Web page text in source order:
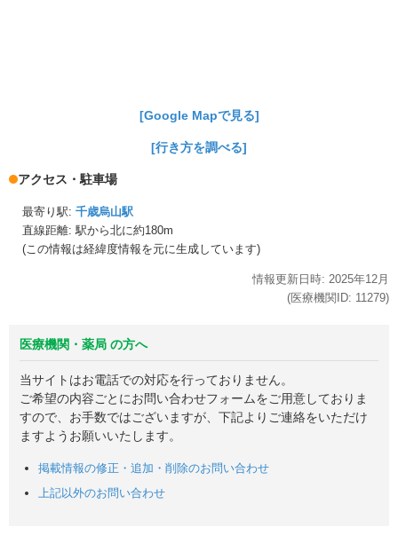
[Google Mapで見る]
[行き方を調べる]
アクセス・駐車場
最寄り駅: 千歳烏山駅
直線距離: 駅から北に約180m
(この情報は経緯度情報を元に生成しています)
情報更新日時: 2025年12月
(医療機関ID: 11279)
医療機関・薬局 の方へ
当サイトはお電話での対応を行っておりません。
ご希望の内容ごとにお問い合わせフォームをご用意しておりま
すので、お手数ではございますが、下記よりご連絡をいただけ
ますようお願いいたします。
掲載情報の修正・追加・削除のお問い合わせ
上記以外のお問い合わせ